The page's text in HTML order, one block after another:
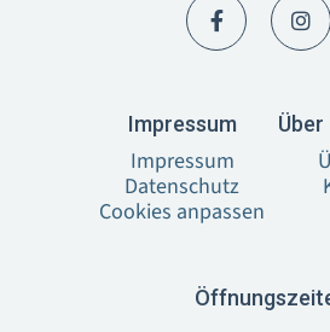
 
I‍mpressum
Impressum
Datenschutz
Cookies anpassen